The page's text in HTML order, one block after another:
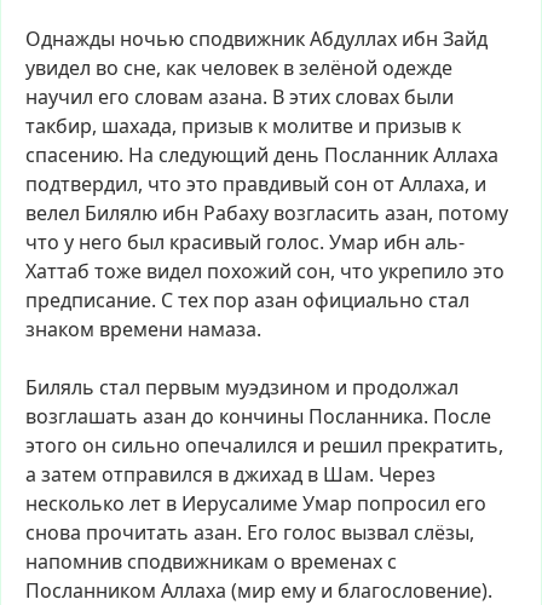
Однажды ночью сподвижникАбдуллах ибн Зайд
увидел во сне, как человек взелёной одежде
научил его словам азана. Вэтих словах были
такбир, шахада, призыв к молитве и призыв к
спасению. На следующий день ПосланникАллаха
подтвердил, что это правдивый сон отАллаха, и
велел Билялю ибн Рабаху возгласить азан, потому
что у него был красивый голос. Умар ибн аль-
Хаттаб тоже видел похожий сон, что укрепило это
предписание. Стех пор азан официально стал
знаком времени намаза.
Биляль стал первым муэдзином и продолжал
возглашать азан до кончины Посланника. После
этого он сильно опечалился и решил прекратить,
а затем отправился вджихад в Шам. Через
несколько лет в ИерусалимеУмар попросил его
снова прочитать азан. Его голос вызвал слёзы,
напомнив сподвижникам о временах с
Посланником Аллаха (мир ему и благословение).